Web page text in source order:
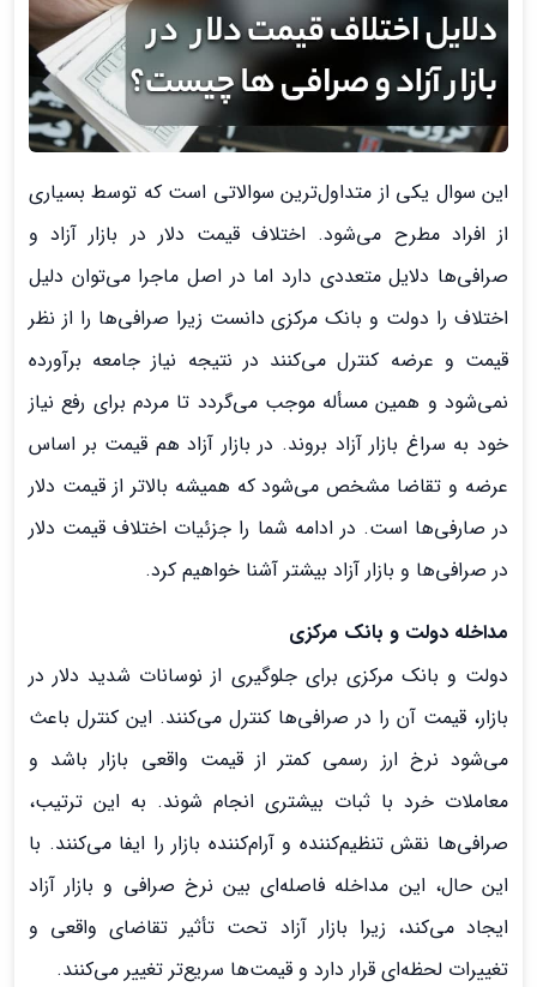
این سوال یکی از متداول‌ترین سوالاتی است که توسط بسیاری
از افراد مطرح می‌شود. اختلاف قیمت دلار در بازار آزاد و
صرافی‌ها دلایل متعددی دارد اما در اصل ماجرا می‌توان دلیل
اختلاف را دولت و بانک مرکزی دانست زیرا صرافی‌ها را از نظر
قیمت و عرضه کنترل می‌کنند در نتیجه نیاز جامعه برآورده
نمی‌شود و همین مسأله موجب می‌گردد تا مردم برای رفع نیاز
خود به سراغ بازار آزاد بروند. در بازار آزاد هم قیمت بر اساس
عرضه و تقاضا مشخص می‌شود که همیشه بالاتر از قیمت دلار
در صارفی‌ها است. در ادامه شما را جزئیات اختلاف قیمت دلار
در صرافی‌ها و بازار آزاد بیشتر آشنا خواهیم کرد.
مداخله دولت و بانک مرکزی
دولت و بانک مرکزی برای جلوگیری از نوسانات شدید دلار در
بازار، قیمت آن را در صرافی‌ها کنترل می‌کنند. این کنترل باعث
می‌شود نرخ ارز رسمی کمتر از قیمت واقعی بازار باشد و
معاملات خرد با ثبات بیشتری انجام شوند. به این ترتیب،
صرافی‌ها نقش تنظیم‌کننده و آرام‌کننده بازار را ایفا می‌کنند. با
این حال، این مداخله فاصله‌ای بین نرخ صرافی و بازار آزاد
ایجاد می‌کند، زیرا بازار آزاد تحت تأثیر تقاضای واقعی و
تغییرات لحظه‌ای قرار دارد و قیمت‌ها سریع‌تر تغییر می‌کنند.